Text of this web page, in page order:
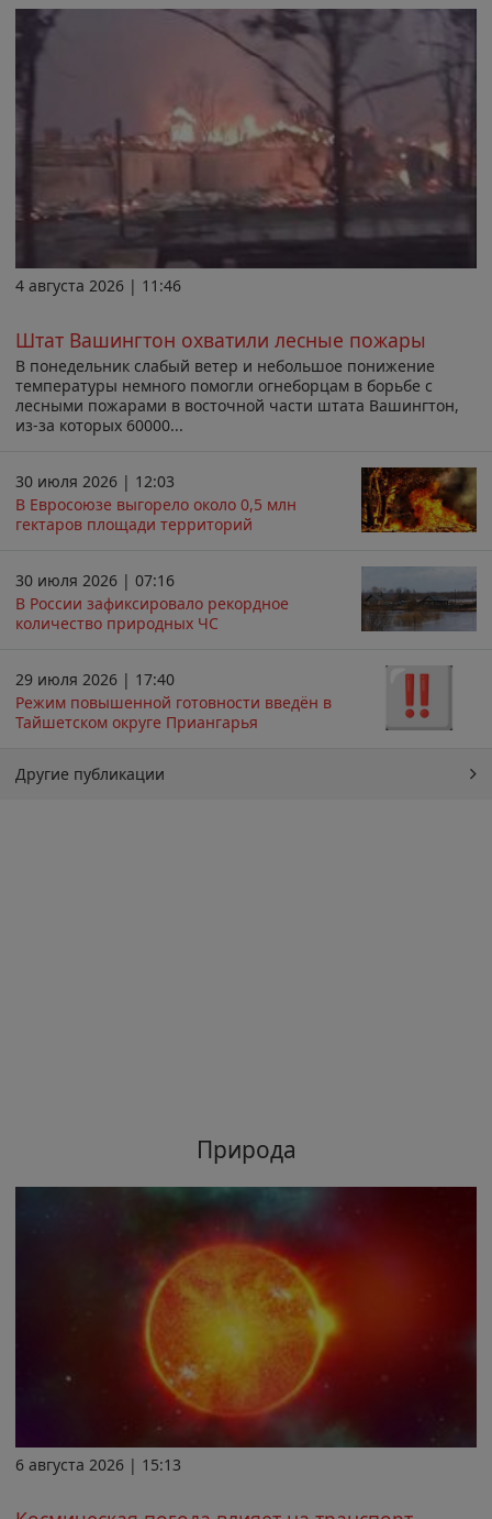
4 августа 2026 | 11:46
Штат Вашингтон охватили лесные пожары
В понедельник слабый ветер и небольшое понижение
температуры немного помогли огнеборцам в борьбе с
лесными пожарами в восточной части штата Вашингтон,
из-за которых 60000...
30 июля 2026 | 12:03
В Евросоюзе выгорело около 0,5 млн
гектаров площади территорий
30 июля 2026 | 07:16
В России зафиксировало рекордное
количество природных ЧС
29 июля 2026 | 17:40
Режим повышенной готовности введён в
Тайшетском округе Приангарья
Другие публикации
Природа
6 августа 2026 | 15:13